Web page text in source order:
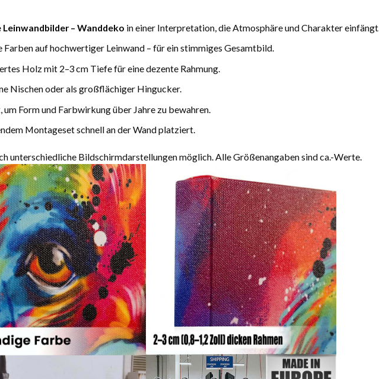
Leinwandbilder – Wanddeko in einer Interpretation, die Atmosphäre und Charakter einfängt.
Farben auf hochwertiger Leinwand – für ein stimmiges Gesamtbild.
Holz mit 2–3 cm Tiefe für eine dezente Rahmung.
Nischen oder als großflächiger Hingucker.
Form und Farbwirkung über Jahre zu bewahren.
Montageset schnell an der Wand platziert.
unterschiedliche Bildschirmdarstellungen möglich. Alle Größenangaben sind ca.-Werte.